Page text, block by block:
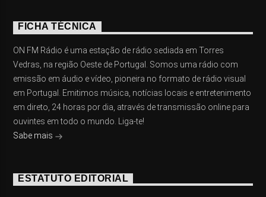
FICHA TÉCNICA
ON FM Rádio é uma estação de rádio sediada em Torres
Vedras, na região Oeste de Portugal. Somos uma rádio com
emissão em áudio e vídeo, pioneira no formato de rádio visual
em Portugal. Emitimos música, notícias locais e entretenimento
em direto, 24 horas por dia, através de transmissão online para
ouvintes em todo o mundo. Liga-te!
Sabe mais
ESTATUTO EDITORIAL